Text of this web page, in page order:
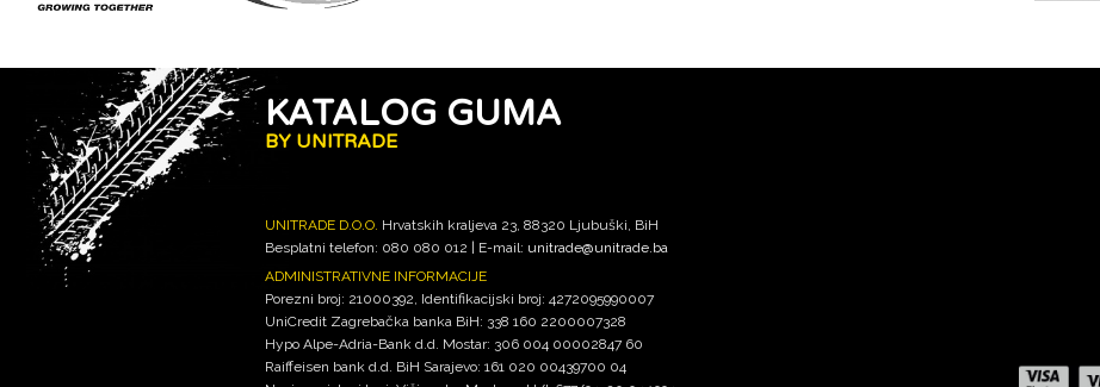
KATALOG GUMA
BY UNITRADE
UNITRADE D.O.O. Hrvatskih kraljeva 23, 88320 Ljubuški, BiH
Besplatni telefon: 080 080 012 | E-mail: unitrade@unitrade.ba
ADMINISTRATIVNE INFORMACIJE
Porezni broj: 21000392, Identifikacijski broj: 4272095990007
UniCredit Zagrebačka banka BiH: 338 160 2200007328
Hypo Alpe-Adria-Bank d.d. Mostar: 306 004 00002847 60
Raiffeisen bank d.d. BiH Sarajevo: 161 020 00439700 04